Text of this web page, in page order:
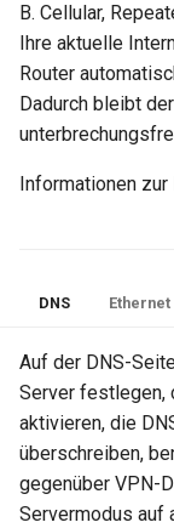
B. Cellular,
Ihre aktuelle
Router
Dadurch bleibt
Informationen zur
DNS
Auf der DNS-
Server festlegen,
aktivieren, die
überschreiben,
gegenüber VPN-
Servermodus auf